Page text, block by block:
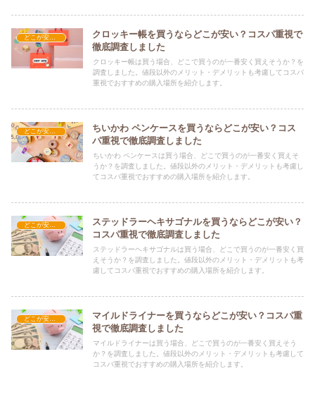
どこが安い？-文具・書籍
クロッキー帳を買うならどこが安い？コスパ重視で
徹底調査しました
クロッキー帳は買う場合、どこで買うのが一番安く買えそうか？を
調査しました。値段以外のメリット・デメリットも考慮してコスパ
重視でおすすめの購入場所を紹介します。
ちいかわ ペンケースを買うならどこが安い？コス
パ重視で徹底調査しました
ちいかわ ペンケースは買う場合、どこで買うのが一番安く買えそ
うか？を調査しました。値段以外のメリット・デメリットも考慮し
てコスパ重視でおすすめの購入場所を紹介します。
ステッドラーヘキサゴナルを買うならどこが安い？
コスパ重視で徹底調査しました
ステッドラーヘキサゴナルは買う場合、どこで買うのが一番安く買
えそうか？を調査しました。値段以外のメリット・デメリットも考
慮してコスパ重視でおすすめの購入場所を紹介します。
マイルドライナーを買うならどこが安い？コスパ重
視で徹底調査しました
マイルドライナーは買う場合、どこで買うのが一番安く買えそう
か？を調査しました。値段以外のメリット・デメリットも考慮して
コスパ重視でおすすめの購入場所を紹介します。